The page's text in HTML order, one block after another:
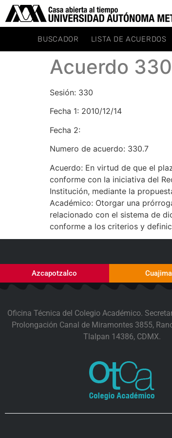
BUSCADOR LISTA DE ACUERDOS
Acuerdo
Sesión: 330
Fecha 1: 2010/12/14
Fecha 2:
Numero de acuerdo: 330.7
Acuerdo: En virtud de que el
conforme con la iniciativa del
Institución, mediante la
Académico: Otorgar una
relacionado con el sistema de
conforme a los criterios y
Azcapotzalco
Oficina Técnica del Colegio Académico.
Prolongación Canal de Miramontes 3855,
Tlalpan 14386, CDMX.